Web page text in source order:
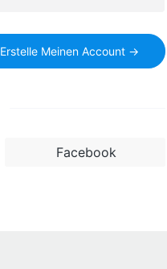
Erstelle Meinen Account →
Facebook